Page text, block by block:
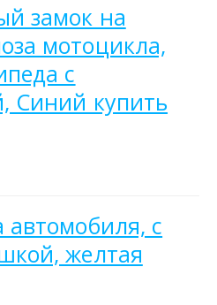
замок на
мотоцикла,
с
Синий купить
автомобиля, с
желтая